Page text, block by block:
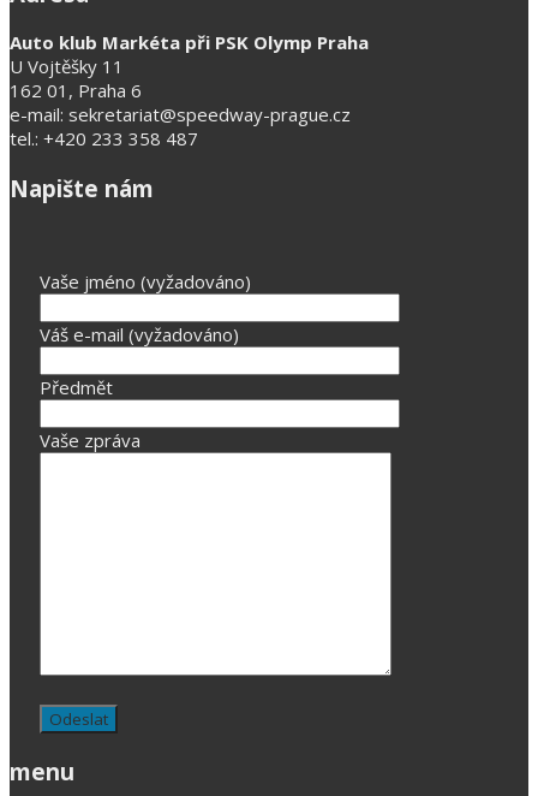
Auto klub Markéta při PSK Olymp Praha
U Vojtěšky 11
162 01, Praha 6
e-mail: sekretariat@speedway-prague.cz
tel.: +420 233 358 487
Napište nám
Vaše jméno (vyžadováno)
Váš e-mail (vyžadováno)
Předmět
Vaše zpráva
menu